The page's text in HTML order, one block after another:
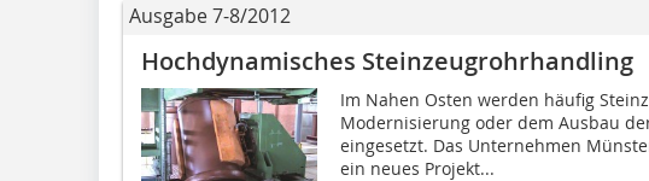
Ausgabe 7-8/2012
Hochdynamisches Steinzeugrohrhandling
Im Nahen Osten werden häufig
Modernisierung oder dem Ausbau
eingesetzt. Das Unternehmen
ein ­neues Projekt...